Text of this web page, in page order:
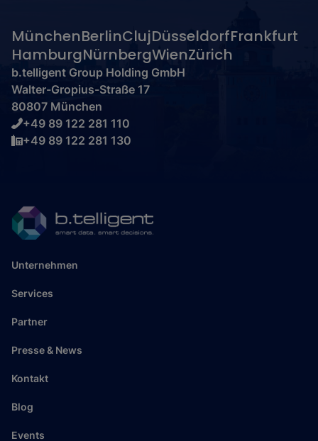
MünchenBerlinClujDüsseldorfFrankfurt
HamburgNürnbergWienZürich
b.telligent Group Holding GmbH
Walter-Gropius-Straße 17
80807 München
+49 89 122 281 110
+49 89 122 281 130
Unternehmen
Services
Partner
Presse & News
Kontakt
Blog
Events